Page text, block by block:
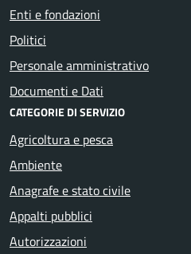
Enti e fondazioni
Politici
Personale amministrativo
Documenti e Dati
CATEGORIE DI SERVIZIO
Agricoltura e pesca
Ambiente
Anagrafe e stato civile
Appalti pubblici
Autorizzazioni